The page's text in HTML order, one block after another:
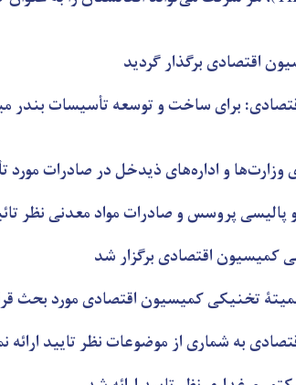
اقتصادی برگذار گردید
و اداره‌های ذیدخل در صادرات مورد
پروسس و صادرات مواد معدنی نظر
کمیسیون اقتصادی برگزار شد
تخنیکی کمیسیون اقتصادی مورد بحث
به شماری از موضوعات نظر تایید ارائه